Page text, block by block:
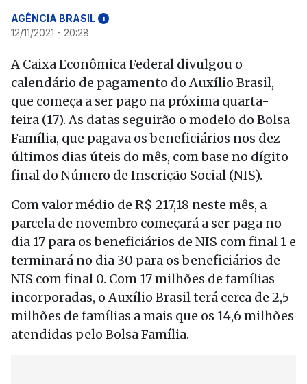
AGÊNCIA BRASIL i
12/11/2021 - 20:28
A Caixa Econômica Federal divulgou o
calendário de pagamento do Auxílio Brasil,
que começa a ser pago na próxima quarta-
feira (17). As datas seguirão o modelo do Bolsa
Família, que pagava os beneficiários nos dez
últimos dias úteis do mês, com base no dígito
final do Número de Inscrição Social (NIS).
Com valor médio de R$ 217,18 neste mês, a
parcela de novembro começará a ser paga no
dia 17 para os beneficiários de NIS com final 1 e
terminará no dia 30 para os beneficiários de
NIS com final 0. Com 17 milhões de famílias
incorporadas, o Auxílio Brasil terá cerca de 2,5
milhões de famílias a mais que os 14,6 milhões
atendidas pelo Bolsa Família.